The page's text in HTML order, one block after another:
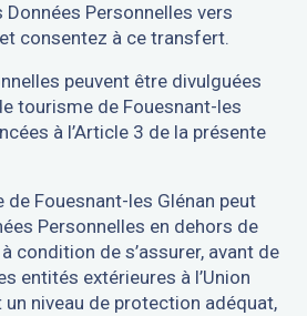
Personnelles vers
et consentez à ce transfert.
peuvent être divulguées
tourisme de Fouesnant-les
à l’Article 3 de la présente
de Fouesnant-les Glénan peut
Personnelles en dehors de
à condition de s’assurer, avant de
entités extérieures à l’Union
niveau de protection adéquat,